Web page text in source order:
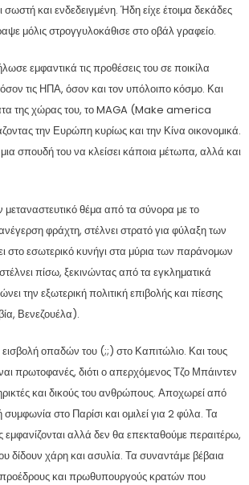
σωστή και ενδεδειγμένη. Ήδη είχε έτοιμα δεκάδες
μόλις στρογγυλοκάθισε στο οβάλ γραφείο.
εμφαντικά τις προθέσεις του σε ποικίλα
τις ΗΠΑ, όσον και τον υπόλοιπο κόσμο. Και
της χώρας του, το MAGA (Make america
την Ευρώπη κυρίως και την Κίνα οικονομικά.
σπουδή του να κλείσει κάποια μέτωπα, αλλά και
μεταναστευτικό θέμα από τα σύνορα με το
φράχτη, στέλνει στρατό για φύλαξη των
στο εσωτερικό κυνήγι στα μύρια των παράνομων
πίσω, ξεκινώντας από τα εγκληματικά
την εξωτερική πολιτική επιβολής και πίεσης
Βενεζουέλα).
οπαδών του (;;) στο Καπιτώλιο. Και τους
πρωτοφανές, διότι ο απερχόμενος Τζο Μπάιντεν
και δικούς του ανθρώπους. Αποχωρεί από
στο Παρίσι και ομιλεί για 2 φύλα. Τα
εμφανίζονται αλλά δεν θα επεκταθούμε περαιτέρω,
δίδουν χάρη και ασυλία. Τα συναντάμε βέβαια
και πρωθυπουργούς κρατών που